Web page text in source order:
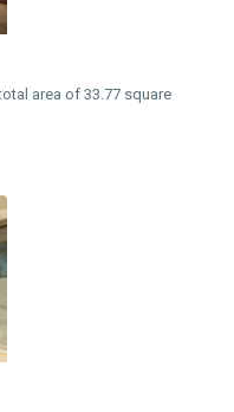
area of 33.77 square